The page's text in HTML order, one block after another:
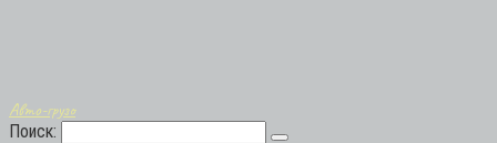
Авто-грузо
Поиск: